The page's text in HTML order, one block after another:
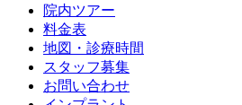
院内ツアー
料金表
地図・診療時間
スタッフ募集
お問い合わせ